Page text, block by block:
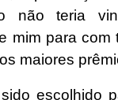
não teria
mim para
maiores
escolhido